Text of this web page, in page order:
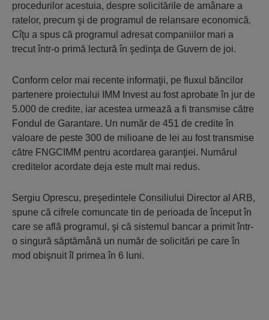
procedurilor acestuia, despre solicitările de amânare a
ratelor, precum şi de programul de relansare economică.
Cîţu a spus că programul adresat companiilor mari a
trecut într-o primă lectură în şedinţa de Guvern de joi.
Conform celor mai recente informaţii, pe fluxul băncilor
partenere proiectului IMM Invest au fost aprobate în jur de
5.000 de credite, iar acestea urmează a fi transmise către
Fondul de Garantare. Un număr de 451 de credite în
valoare de peste 300 de milioane de lei au fost transmise
către FNGCIMM pentru acordarea garanţiei. Numărul
creditelor acordate deja este mult mai redus.
Sergiu Oprescu, preşedintele Consiliului Director al ARB,
spune că cifrele comuncate tin de perioada de început în
care se află programul, şi că sistemul bancar a primit într-
o singură săptămână un număr de solicitări pe care în
mod obişnuit îl primea în 6 luni.